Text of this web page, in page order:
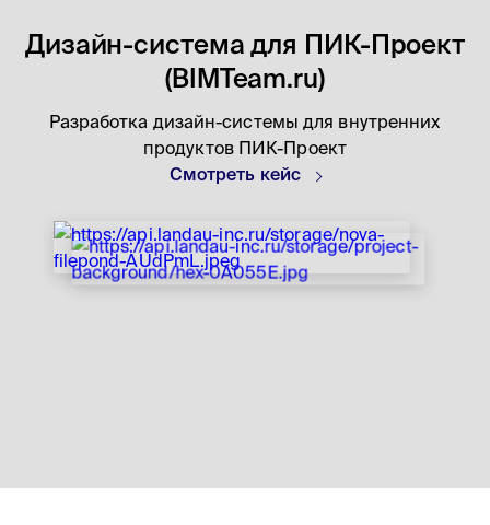
Дизайн-система для ПИК-Проект
(BIMTeam.ru)
Разработка дизайн-системы для внутренних
продуктов ПИК-Проект
Смотреть кейс